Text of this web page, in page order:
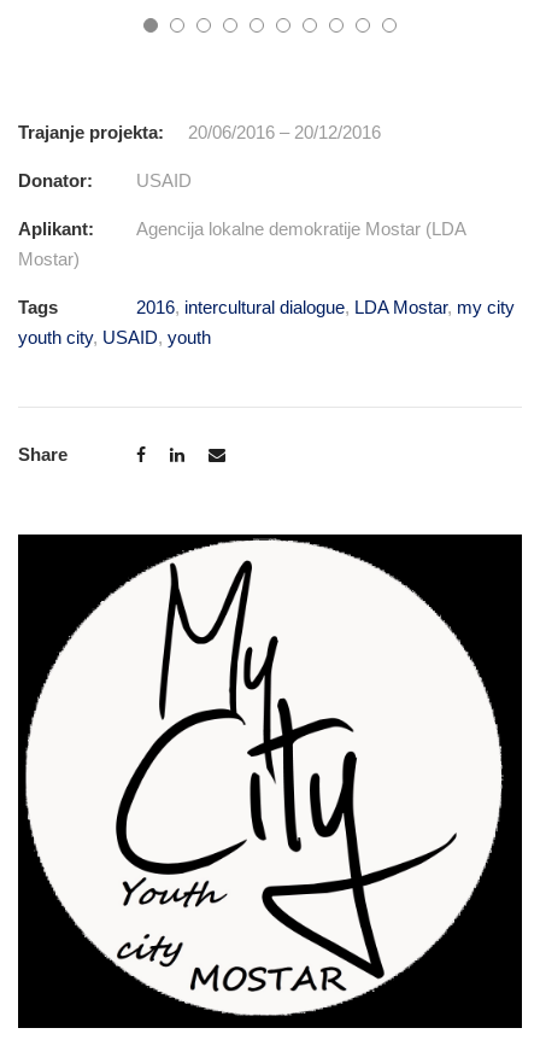
Trajanje projekta: 20/06/2016 – 20/12/2016
Donator: USAID
Aplikant:
Agencija lokalne demokratije Mostar (LDA
Mostar)
Tags 2016, intercultural dialogue, LDA Mostar, my city
youth city, USAID, youth
Share